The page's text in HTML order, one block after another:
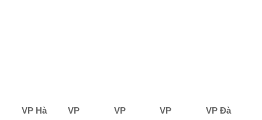
VP Hà
VP
VP
VP
VP Đà